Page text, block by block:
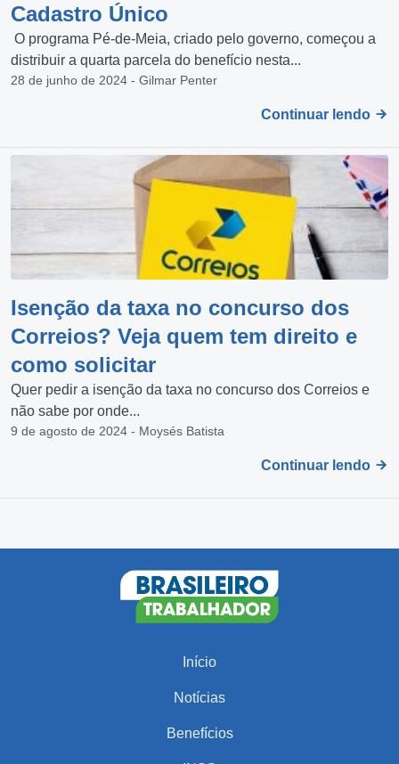
Cadastro Único
O programa Pé-de-Meia, criado pelo governo, começou a
distribuir a quarta parcela do benefício nesta...
28 de junho de 2024 - Gilmar Penter
Continuar lendo
Isenção da taxa no concurso dos
Correios? Veja quem tem direito e
como solicitar
Quer pedir a isenção da taxa no concurso dos Correios e
não sabe por onde...
9 de agosto de 2024 - Moysés Batista
Continuar lendo
Início
Notícias
Benefícios